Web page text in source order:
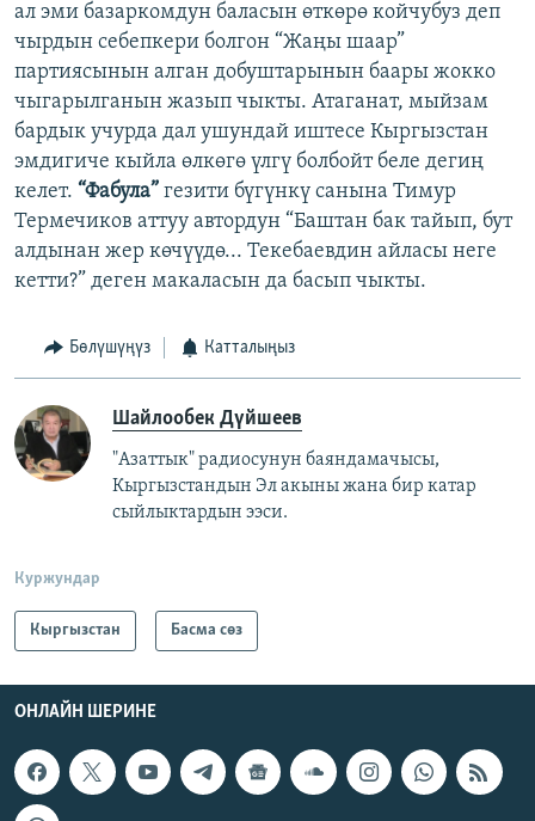
ал эми базаркомдун баласын өткөрө койчубуз деп
чырдын себепкери болгон “Жаңы шаар”
партиясынын алган добуштарынын баары жокко
чыгарылганын жазып чыкты. Атаганат, мыйзам
бардык учурда дал ушундай иштесе Кыргызстан
эмдигиче кыйла өлкөгө үлгү болбойт беле дегиң
келет. “Фабула” гезити бүгүнкү санына Тимур
Термечиков аттуу автордун “Баштан бак тайып, бут
алдынан жер көчүүдө... Текебаевдин айласы неге
кетти?” деген макаласын да басып чыкты.
Бөлүшүңүз Катталыңыз
Шайлообек Дүйшеев
"Азаттык" радиосунун баяндамачысы,
Кыргызстандын Эл акыны жана бир катар
сыйлыктардын ээси.
Куржундар
Кыргызстан Басма сөз
ОНЛАЙН ШЕРИНЕ